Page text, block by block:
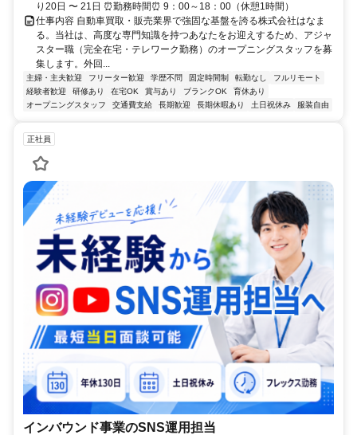
り20日 〜 21日 ⏰勤務時間⏰ 9：00～18：00（休憩1時間）
仕事内容 自動車買取・販売業界で強固な基盤を誇る株式会社はなま
る。当社は、高度な専門知識を持つあなたをお迎えするため、アジャ
スター職（完全在宅・テレワーク勤務）のオープニングスタッフを募
集します。外回...
主婦・主夫歓迎 フリーター歓迎 学歴不問 固定時間制 転勤なし
フルリモート
経験者歓迎
研修あり 在宅OK 賞与あり ブランクOK
育休あり
オープニングスタッフ
交通費支給 長期歓迎 長期休暇あり 土日祝休み 服装自由
正社員
インバウンド事業のSNS運用担当